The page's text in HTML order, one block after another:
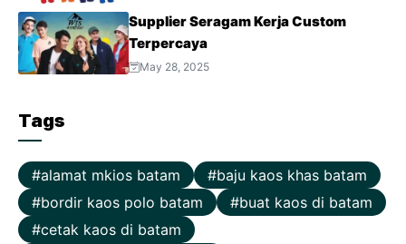
Supplier Seragam Kerja Custom
Terpercaya
May 28, 2025
Tags
alamat mkios batam
baju kaos khas batam
bordir kaos polo batam
buat kaos di batam
cetak kaos di batam